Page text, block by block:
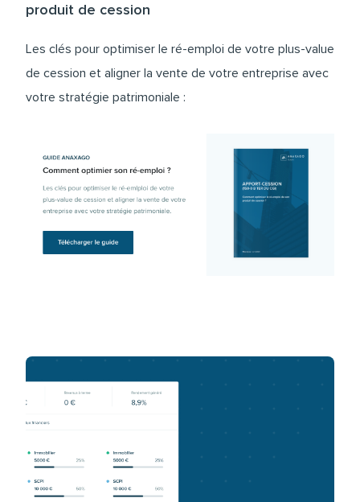
produit de cession
Les clés pour optimiser le ré-emploi de votre plus-value
de cession et aligner la vente de votre entreprise avec
votre stratégie patrimoniale :